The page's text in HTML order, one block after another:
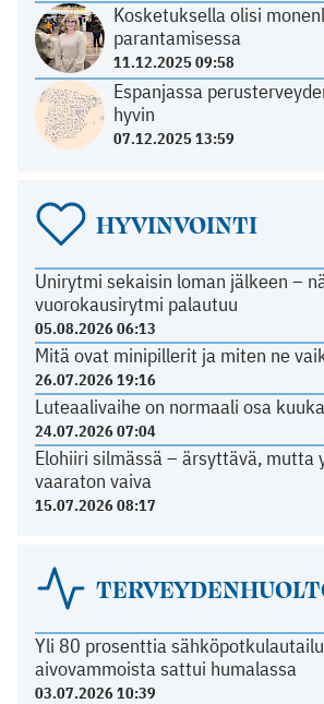
Kosketuksella olisi
parantamisessa
11.12.2025 09:58
Espanjassa
hyvin
07.12.2025 13:59
HYVINVOINTI
Unirytmi sekaisin loman jälkeen –
vuorokausirytmi palautuu
05.08.2026 06:13
Mitä ovat minipillerit ja miten ne
26.07.2026 19:16
Luteaalivaihe on normaali osa
24.07.2026 07:04
Elohiiri silmässä – ärsyttävä, mutta
vaaraton vaiva
15.07.2026 08:17
Yli 80 prosenttia
aivovammoista sattui humalassa
03.07.2026 10:39